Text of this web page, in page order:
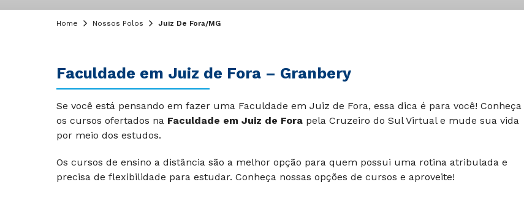
Home Nossos Polos Juiz De Fora/MG
Faculdade em Juiz de Fora – Granbery
Se você está pensando em fazer uma Faculdade em Juiz de Fora, essa dica é para você! Conheça
os cursos ofertados na Faculdade em Juiz de Fora pela Cruzeiro do Sul Virtual e mude sua vida
por meio dos estudos.
Os cursos de ensino a distância são a melhor opção para quem possui uma rotina atribulada e
precisa de flexibilidade para estudar. Conheça nossas opções de cursos e aproveite!